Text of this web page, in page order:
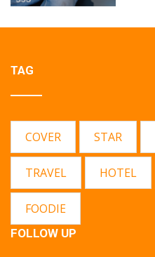
TAG
COVER STAR
TRAVEL HOTEL
FOODIE
FOLLOW UP